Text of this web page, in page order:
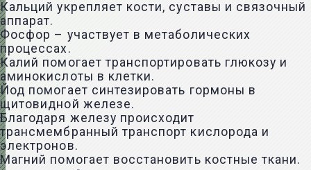
Кальций укрепляет кости, суставы и связочный
аппарат.
Фосфор – участвует в метаболических
процессах.
Калий помогает транспортировать глюкозу и
аминокислоты в клетки.
Йод помогает синтезировать гормоны в
щитовидной железе.
Благодаря железу происходит
трансмембранный транспорт кислорода и
электронов.
Магний помогает восстановить костные ткани.